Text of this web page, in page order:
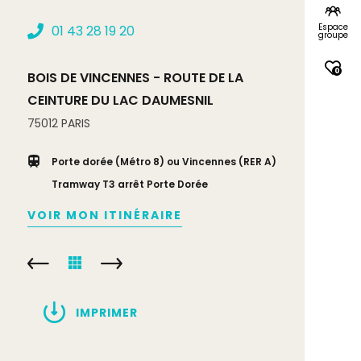
Espace
groupe
0
01 43 28 19 20
BOIS DE VINCENNES - ROUTE DE LA
CEINTURE DU LAC DAUMESNIL
75012 PARIS
Porte dorée (Métro 8) ou Vincennes (RER A)
Tramway T3 arrêt Porte Dorée
VOIR MON ITINÉRAIRE
IMPRIMER